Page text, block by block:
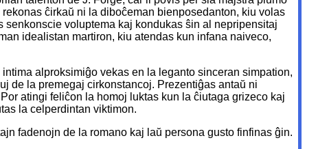
ĉirkaŭ ni la diboĉeman bienposedanton, kiu volas
voluptema kaj kondukas ŝin al nepripensitaj
idealistan martiron, kiu atendas kun infana naiveco,
alproksimiĝo vekas en la leganto sinceran simpation,
de la premegaj cirkonstancoj. Prezentiĝas antaŭ ni
atingi feliĉon la homoj luktas kun la ĉiutaga grizeco kaj
la celperdintan viktimon.
fadenojn de la romano kaj laŭ persona gusto finfinas ĝin.